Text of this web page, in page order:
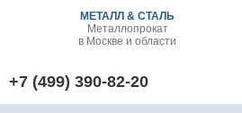
МЕТАЛЛ & СТАЛЬ
Металлопрокат
в Москве и области
+7 (499) 390-82-20